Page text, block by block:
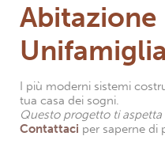
Abitazione
I più moderni sistemi
tua casa dei sogni.
Questo progetto ti aspetta
Contattaci per saperne di